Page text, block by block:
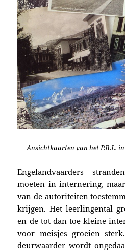
Ansichtkaarten van het P.B.L.
Engelandvaarders
moeten in internering,
van de autoriteiten
krijgen. Het leerlingental
en de tot dan toe kleine
voor meisjes groeien
deur­waar­der wordt